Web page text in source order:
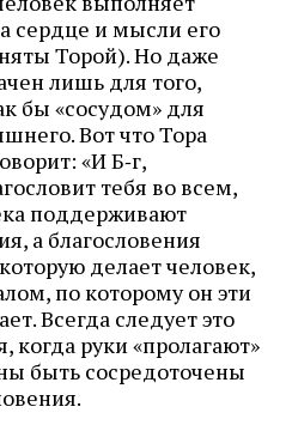
сердце и мысли его
Торой). Но даже
лишь для того,
бы «сосудом» для
Вот что Тора
«И Б‑г,
тебя во всем,
поддерживают
а благословения
делает человек,
по которому он эти
Всегда следует это
когда руки «пролагают»
быть сосредоточены